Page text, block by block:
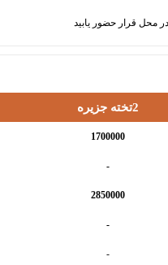
2تخته جزیره
1700000
-
2850000
-
-